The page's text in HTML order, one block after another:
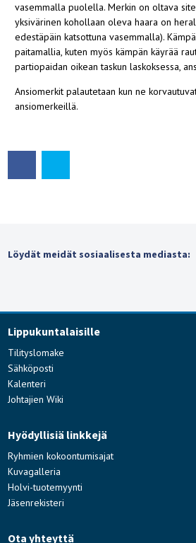
vasemmalla puolella. Merkin on oltava
yksivärinen kohollaan oleva haara on
edestäpäin katsottuna vasemmalla).
paitamallia, kuten myös kämpän käyrää
partiopaidan oikean taskun laskoksessa,
Ansiomerkit palautetaan kun ne
ansiomerkeillä.
Löydät meidät sosiaalisesta mediasta:
Lippukuntalaisille
Tilityslomake
Sähköposti
Kalenteri
Johtajien Wiki
Hyödyllisiä linkkejä
Ryhmien kokoontumisajat
Kuvagalleria
Holvi-tuotemyynti
Jäsenrekisteri
Ota yhteyttä